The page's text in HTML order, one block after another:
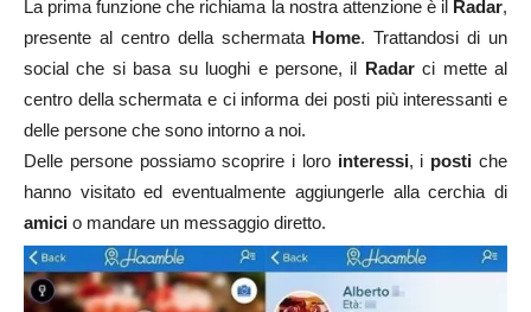
La prima funzione che richiama la nostra attenzione è il Radar,
presente al centro della schermata Home. Trattandosi di un
social che si basa su luoghi e persone, il Radarci mette al
centro della schermata e ci informa dei posti più interessanti e
delle persone che sono intorno a noi.
Delle persone possiamo scoprire i loro interessi, i posti che
hanno visitato ed eventualmente aggiungerle alla cerchia di
amici o mandare un messaggio diretto.